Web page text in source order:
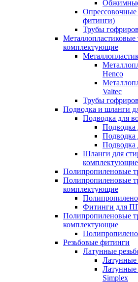
фитинги)
Трубы
комплектующие
Henco
Valtec
Трубы
Подводка и шланги
Подводка для
Подводка
Подводка
Шланги для
комплектующие
Полипропиленовые
Полипропиленовые
комплектующие
Фитинги для
Полипропиленовые
комплектующие
Резьбовые фитинги
Латунные
Латунные
Латунные
Simplex